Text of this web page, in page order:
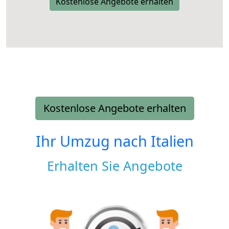
Kostenlose Angebote erhalten
Ihr Umzug nach Italien
Erhalten Sie Angebote